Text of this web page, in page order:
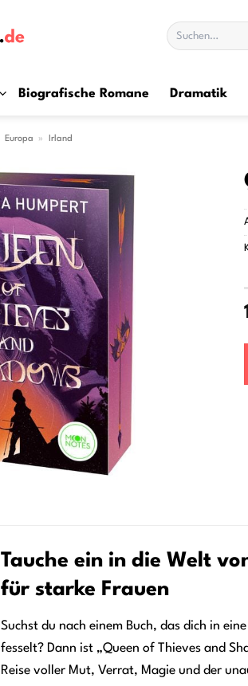
Suchen
nach:
Biografische Romane Dramatik
Europa » Irland
Tauche ein in die Welt
für starke Frauen
Suchst du nach einem Buch, das dich in
fesselt? Dann ist „Queen of Thieves and
Reise voller Mut, Verrat, Magie und der